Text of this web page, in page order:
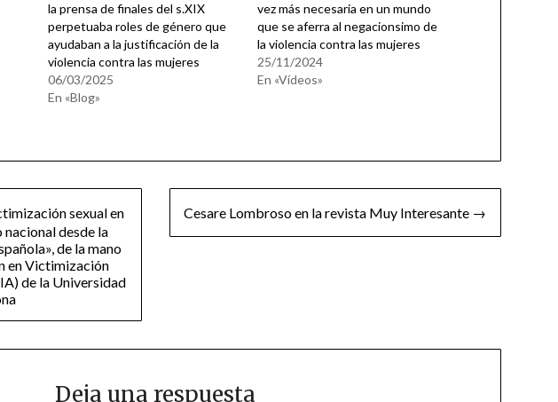
la prensa de finales del s.XIX
perpetuaba roles de género que
ayudaban a la justificación de la
violencia contra las mujeres
06/03/2025
En «Blog»
vez más necesaria en un mundo
que se aferra al negacionsimo de
la violencia contra las mujeres
25/11/2024
En «Vídeos»
sexual en
nacional desde la
de la mano
en Victimización
de la Universidad
Cesare Lombroso en la revista Muy Interesante →
Deja una respuesta